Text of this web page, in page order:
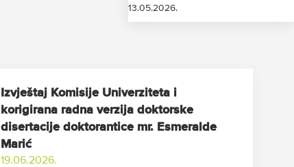
13.05.2026.
Izvještaj Komisije Univerziteta i
korigirana radna verzija doktorske
disertacije doktorantice mr. Esmeralde
Marić
19.06.2026.